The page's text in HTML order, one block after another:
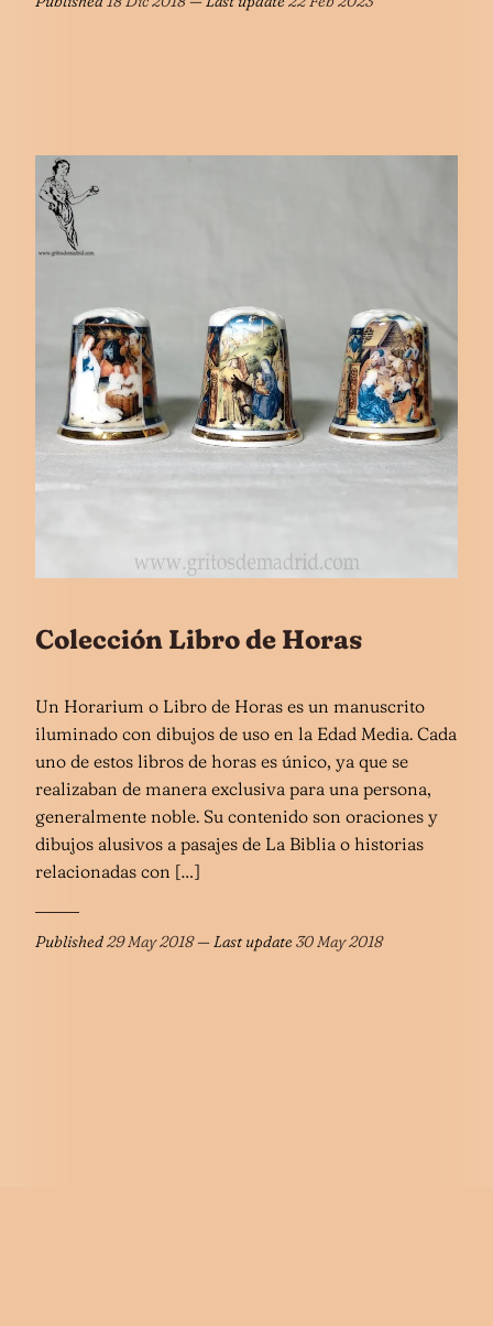
Colección Libro de Horas
Un Horarium o Libro de Horas es un manuscrito
iluminado con dibujos de uso en la Edad Media. Cada
uno de estos libros de horas es único, ya que se
realizaban de manera exclusiva para una persona,
generalmente noble. Su contenido son oraciones y
dibujos alusivos a pasajes de La Biblia o historias
relacionadas con […]
Published29 May 2018— Last update30 May 2018